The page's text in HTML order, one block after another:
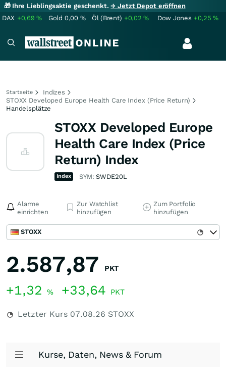
🎁 Ihre Lieblingsaktie geschenkt.→ Jetzt Depot eröffnen
DAX +0,69% Gold 0,00 % Öl (Brent) +0,02% Dow Jones +0,25%
Startseite
Indizes
STOXX Developed Europe Health Care Index (Price Return)
Handelsplätze
STOXX Developed Europe
Health Care Index (Price
Return) Index
Index SYM:SWDE20L
Alarme
einrichten
Zur Watchlist
hinzufügen
Zum Portfolio
hinzufügen
STOXX
2.587,87 PKT
+1,32 % +33,64 PKT
Letzter Kurs 07.08.26 STOXX
Kurse, Daten, News & Forum